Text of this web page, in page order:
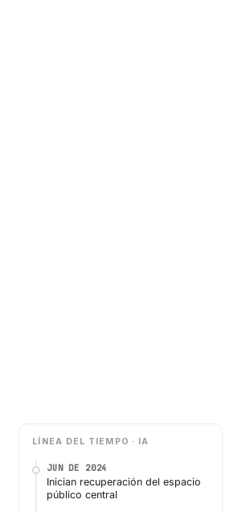
LÍNEA DEL TIEMPO · IA
JUN DE 2024
Inician recuperación del espacio
público central